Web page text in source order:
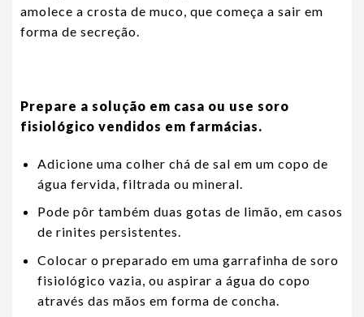
amolece a crosta de muco, que começa a sair em
forma de secreção.
Prepare a solução em casa ou use soro
fisiológico vendidos em farmácias.
Adicione uma colher chá de sal em um copo de
água fervida, filtrada ou mineral.
Pode pôr também duas gotas de limão, em casos
de rinites persistentes.
Colocar o preparado em uma garrafinha de soro
fisiológico vazia, ou aspirar a água do copo
através das mãos em forma de concha.